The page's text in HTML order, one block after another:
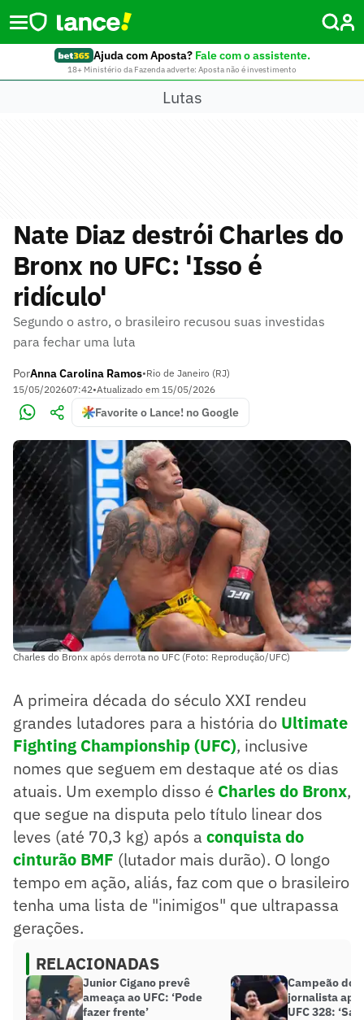
Ajuda com Aposta? Fale com o assistente.
18+ Ministério da Fazenda adverte: Aposta não é investimento
Lutas
Nate Diaz destrói Charles do
Bronx no UFC: 'Isso é
ridículo'
Segundo o astro, o brasileiro recusou suas investidas
para fechar uma luta
PorAnna Carolina Ramos•Rio de Janeiro (RJ)
15/05/202607:42•Atualizado em 15/05/2026
Favorite o Lance! no Google
Charles do Bronx após derrota no UFC (Foto: Reprodução/UFC)
A primeira década do século XXI rendeu
grandes lutadores para a história do Ultimate
Fighting Championship (UFC), inclusive
nomes que seguem em destaque até os dias
atuais. Um exemplo disso é Charles do Bronx,
que segue na disputa pelo título linear dos
leves (até 70,3 kg) após a conquista do
cinturão BMF (lutador mais durão). O longo
tempo em ação, aliás, faz com que o brasileiro
tenha uma lista de "inimigos" que ultrapassa
gerações.
RELACIONADAS
Junior Cigano prevê
ameaça ao UFC: ‘Pode
fazer frente’
Campeão do
jornalista
UFC 328: